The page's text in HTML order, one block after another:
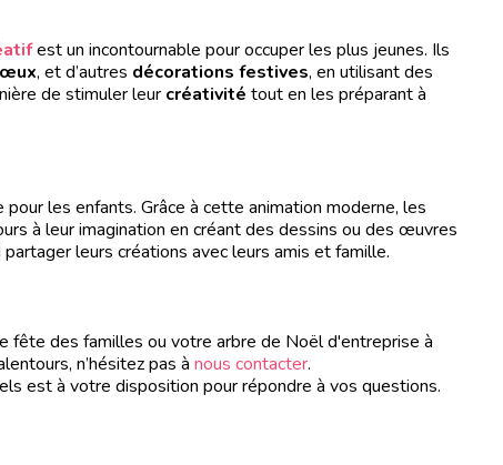
est un incontournable pour occuper les plus jeunes. Ils
, et d’autres décorations festives, en utilisant des
de stimuler leur créativité tout en les préparant à
pour les enfants. Grâce à cette animation moderne, les
à leur imagination en créant des dessins ou des œuvres
leurs créations avec leurs amis et famille.
des familles ou votre arbre de Noël d'entreprise à
n’hésitez pas à nous contacter.
est à votre disposition pour répondre à vos questions.